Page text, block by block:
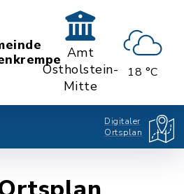
Amt
Ostholstein-
Mitte
18 °C
Digitaler
Ortsplan